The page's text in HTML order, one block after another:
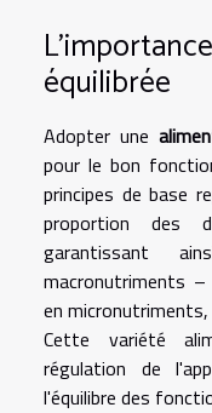
équilibrée
Adopter une
pour le bon
principes de base
proportion des
garantissant
macronutriments
en
Cette variété
régulation de
l'équilibre des